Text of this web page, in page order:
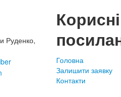
Руденко,
Корисні
Головна
Залишити заявку
Контакти